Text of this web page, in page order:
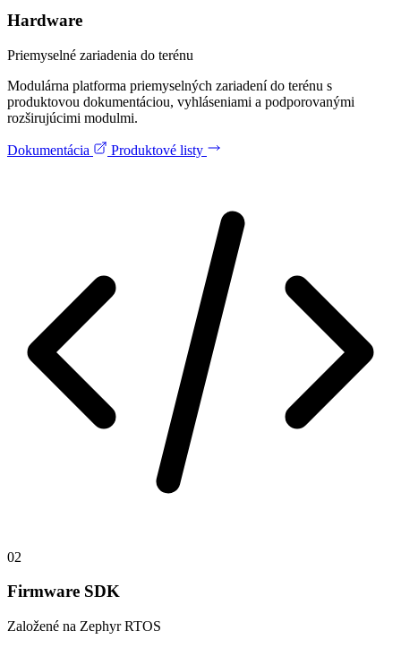
Hardware
Priemyselné zariadenia do terénu
Modulárna platforma priemyselných zariadení do terénu s
produktovou dokumentáciou, vyhláseniami a podporovanými
rozširujúcimi modulmi.
Dokumentácia Produktové listy
02
Firmware SDK
Založené na Zephyr RTOS